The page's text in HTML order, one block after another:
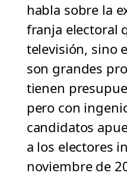
habla sobre la
franja electoral
televisión, sino
son grandes
tienen
pero con
candidatos
a los electores
noviembre de